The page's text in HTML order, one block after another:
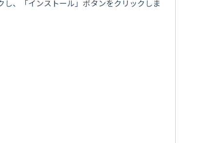
し、「インストール」ボタンをクリックしま